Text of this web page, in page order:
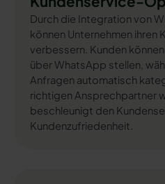
Durch die Integration von
können Unternehmen ihren
verbessern. Kunden
über WhatsApp stellen,
Anfragen automatisch
richtigen Ansprechpartner
beschleunigt den
Kundenzufriedenheit.